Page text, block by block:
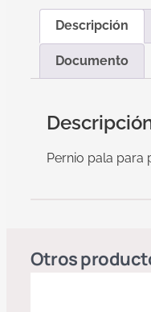
Descripción
Documento
Pernio pala para
Otros